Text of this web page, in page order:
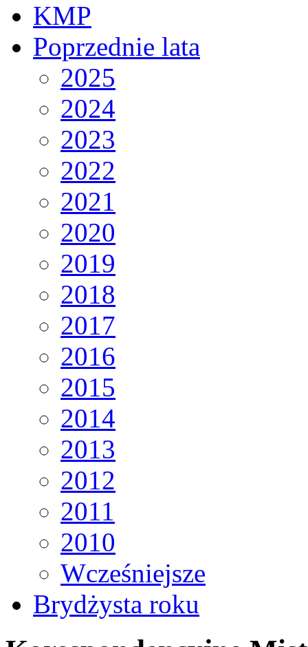
KMP
Poprzednie lata
2025
2024
2023
2022
2021
2020
2019
2018
2017
2016
2015
2014
2013
2012
2011
2010
Wcześniejsze
Brydżysta roku